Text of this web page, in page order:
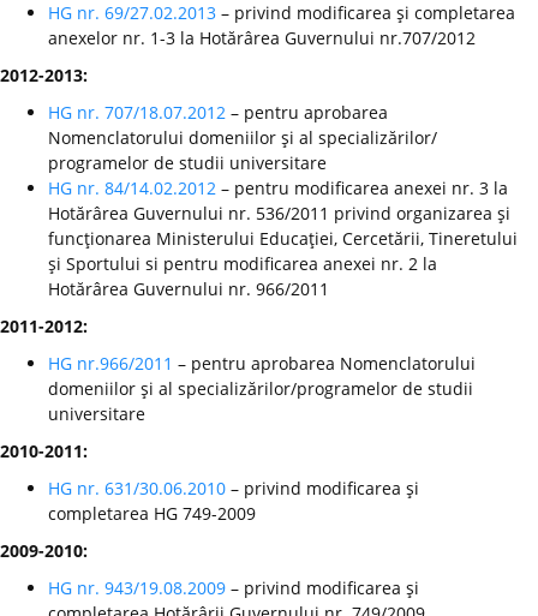
HG nr. 69/27.02.2013 – privind modificarea şi completarea
anexelor nr. 1-3 la Hotărârea Guvernului nr.707/2012
2012-2013:
HG nr. 707/18.07.2012 – pentru aprobarea
Nomenclatorului domeniilor şi al specializărilor/
programelor de studii universitare
HG nr. 84/14.02.2012 – pentru modificarea anexei nr. 3 la
Hotărârea Guvernului nr. 536/2011 privind organizarea şi
funcţionarea Ministerului Educaţiei, Cercetării, Tineretului
şi Sportului si pentru modificarea anexei nr. 2 la
Hotărârea Guvernului nr. 966/2011
2011-2012:
HG nr.966/2011 – pentru aprobarea Nomenclatorului
domeniilor şi al specializărilor/programelor de studii
universitare
2010-2011:
HG nr. 631/30.06.2010 – privind modificarea şi
completarea HG 749-2009
2009-2010:
HG nr. 943/19.08.2009 – privind modificarea şi